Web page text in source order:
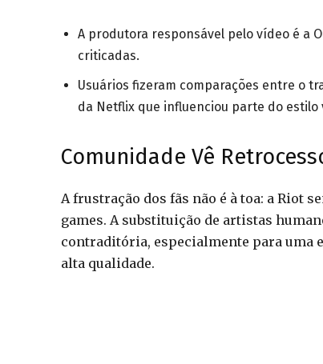
A produtora responsável pelo vídeo é a
criticadas.
Usuários fizeram comparações entre o
da Netflix que influenciou parte do estilo
Comunidade Vê
A frustração dos fãs não é à toa: a Riot
games. A substituição de artistas
contraditória, especialmente para uma
alta qualidade.